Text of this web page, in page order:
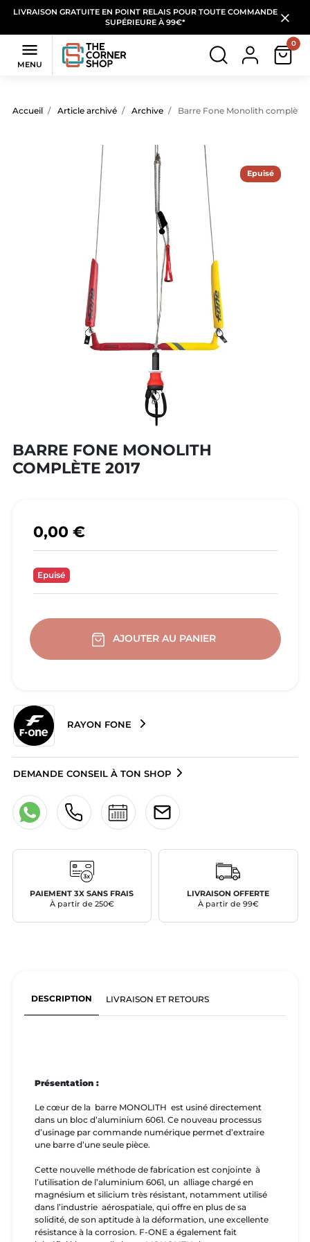
LIVRAISON GRATUITE EN POINT RELAIS POUR TOUTE COMMANDE
SUPÉRIEURE À 99€*

MENU
0
Accueil Article archivé Archive Barre Fone Monolith complète
Epuisé
BARRE FONE MONOLITH
COMPLÈTE 2017
0,00 €
Epuisé
AJOUTER AU PANIER
RAYON FONE
DEMANDE CONSEIL À TON SHOP
PAIEMENT 3X SANS FRAIS
À partir de 250€
LIVRAISON OFFERTE
À partir de 99€
DESCRIPTION LIVRAISON ET RETOURS
Présentation :
Le cœur de la barre MONOLITH est usiné directement
dans un bloc d’aluminium 6061. Ce nouveau processus
d’usinage par commande numérique permet d’extraire
une barre d’une seule pièce.
Cette nouvelle méthode de fabrication est conjointe à
l’utilisation de l’aluminium 6061, un alliage chargé en
magnésium et silicium très résistant, notamment utilisé
dans l’industrie aérospatiale, qui offre en plus de sa
solidité, de son aptitude à la déformation, une excellente
résistance à la corrosion. F-ONE a également fait